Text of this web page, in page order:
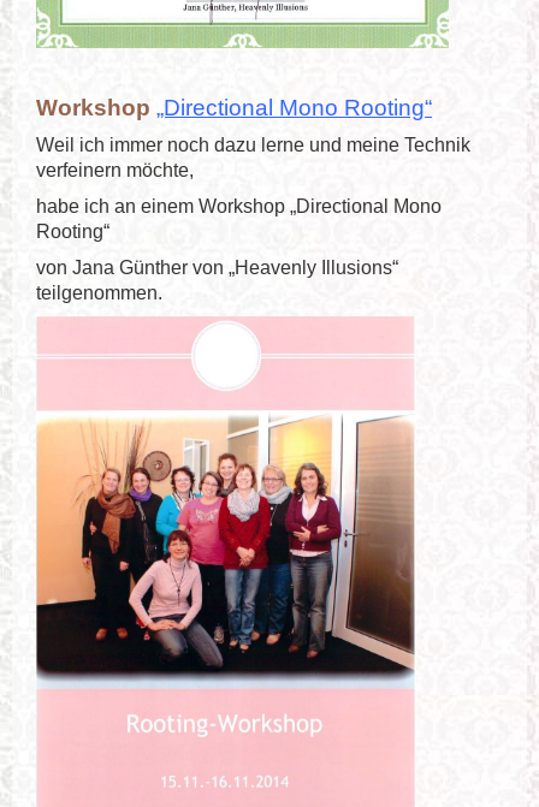
Workshop „Directional Mono Rooting“
Weil ich immer noch dazu lerne und meine Technik
verfeinern möchte,
habe ich an einem Workshop „Directional Mono
Rooting“
von Jana Günther von „Heavenly Illusions“
teilgenommen.